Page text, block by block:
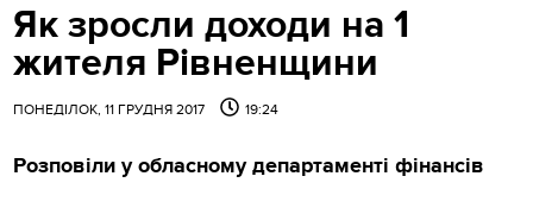
Як зросли доходи на 1
жителя Рівненщини
ПОНЕДІЛОК, 11 ГРУДНЯ 2017 19:24
Розповіли у обласному департаменті фінансів